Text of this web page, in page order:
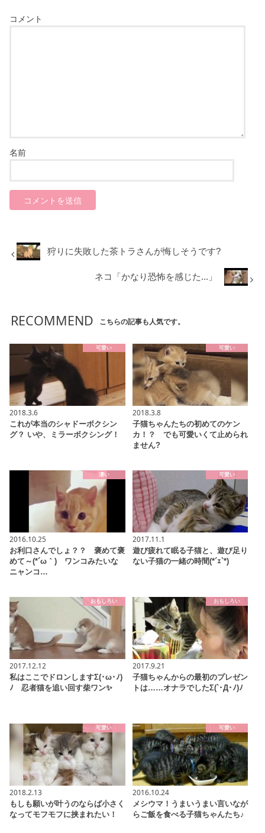
コメント
名前
狩りに失敗した茶トラさんが悔しそうです?
ネコ「かなり恐怖を感じた...」
RECOMMEND こちらの記事も人気です。
可愛い
2018.3.6
これが本当のシャドーボクシン
グ？ いや、ミラーボクシング！
可愛い
2018.3.8
子猫ちゃんたちの初めてのケン
カ！？ でも可愛いくて止められ
ません?
凄い
2016.10.25
お利口さんでしょ？？ 褒めて褒
めて～(*´ω｀) ワンコみたいな
ニャンコ…
可愛い
2017.11.1
遊び疲れて眠る子猫と、遊び足り
ない子猫の一緒の時間(*´ｪ`*)
おもしろい
2017.12.12
私はここでドロンしますΣ(･ω･ﾉ)
ﾉ 忍者猫を追い回す柴ワン✨
おもしろい
2017.9.21
子猫ちゃんからの最初のプレゼン
トは……オナラでしたΣ(`･Д･ﾉ)ﾉ
可愛い
2018.2.13
もしも願いが叶うのならば小さく
なってモフモフに挟まれたい！
可愛い
2016.10.24
メシウマ！うまいうまい言いなが
らご飯を食べる子猫ちゃんたち♪